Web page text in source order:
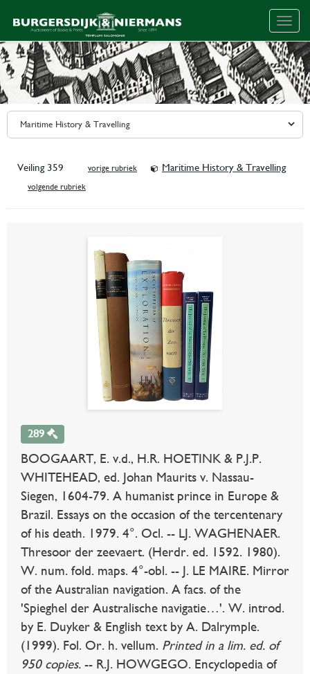
Veiling 359 vorige rubriek Maritime History & Travelling
volgende rubriek
289
BOOGAART, E. v.d., H.R. HOETINK & P.J.P.
WHITEHEAD, ed. Johan Maurits v. Nassau-
Siegen, 1604-79. A humanist prince in Europe &
Brazil. Essays on the occasion of the tercentenary
of his death. 1979. 4°. Ocl. -- LJ. WAGHENAER.
Thresoor der zeevaert. (Herdr. ed. 1592. 1980).
W. num. fold. maps. 4°-obl. -- J. LE MAIRE. Mirror
of the Australian navigation. A facs. of the
'Spieghel der Australische navigatie…'. W. introd.
by E. Duyker & English text by A. Dalrymple.
(1999). Fol. Or. h. vellum. Printed in a lim. ed. of
950 copies. -- R.J. HOWGEGO. Encyclopedia of